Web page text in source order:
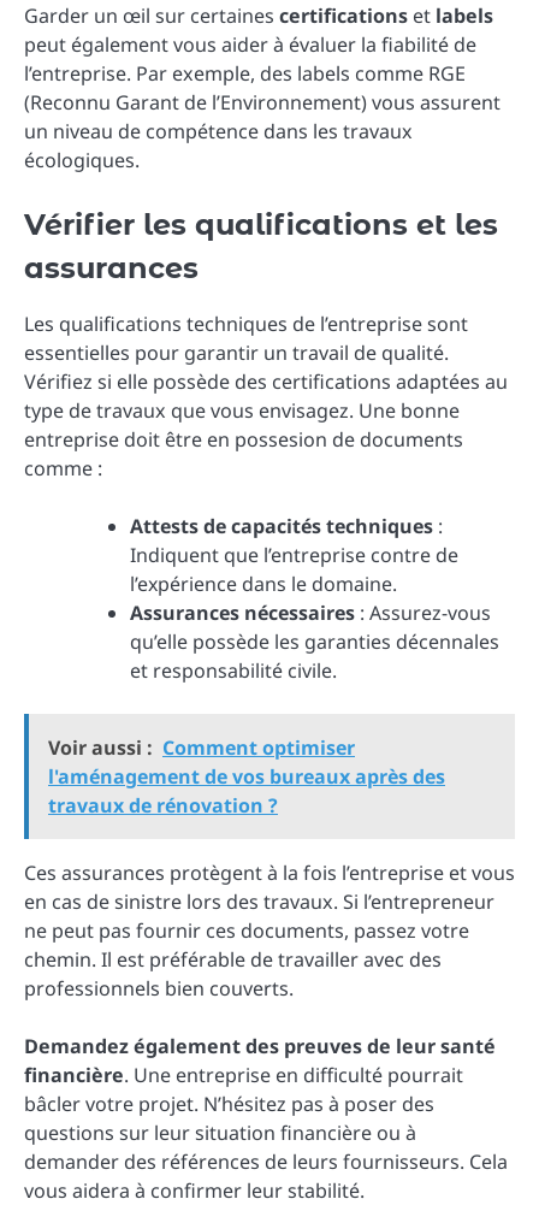
Garder un œil sur certaines certifications et labels
peut également vous aider à évaluer la fiabilité de
l’entreprise. Par exemple, des labels comme RGE
(Reconnu Garant de l’Environnement) vous assurent
un niveau de compétence dans les travaux
écologiques.
Vérifier les qualifications et les
assurances
Les qualifications techniques de l’entreprise sont
essentielles pour garantir un travail de qualité.
Vérifiez si elle possède des certifications adaptées au
type de travaux que vous envisagez. Une bonne
entreprise doit être en possesion de documents
comme :
Attests de capacités techniques :
Indiquent que l’entreprise contre de
l’expérience dans le domaine.
Assurances nécessaires : Assurez-vous
qu’elle possède les garanties décennales
et responsabilité civile.
Voir aussi : Comment optimiser
l'aménagement de vos bureaux après des
travaux de rénovation ?
Ces assurances protègent à la fois l’entreprise et vous
en cas de sinistre lors des travaux. Si l’entrepreneur
ne peut pas fournir ces documents, passez votre
chemin. Il est préférable de travailler avec des
professionnels bien couverts.
Demandez également des preuves de leur santé
financière. Une entreprise en difficulté pourrait
bâcler votre projet. N’hésitez pas à poser des
questions sur leur situation financière ou à
demander des références de leurs fournisseurs. Cela
vous aidera à confirmer leur stabilité.